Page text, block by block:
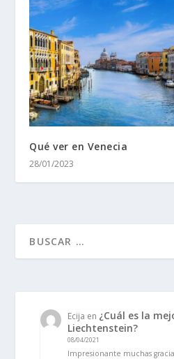
Qué ver en Venecia
28/01/2023
Ecija en ¿Cuál es la
Liechtenstein?
08/04/2021
Impresionante muchas